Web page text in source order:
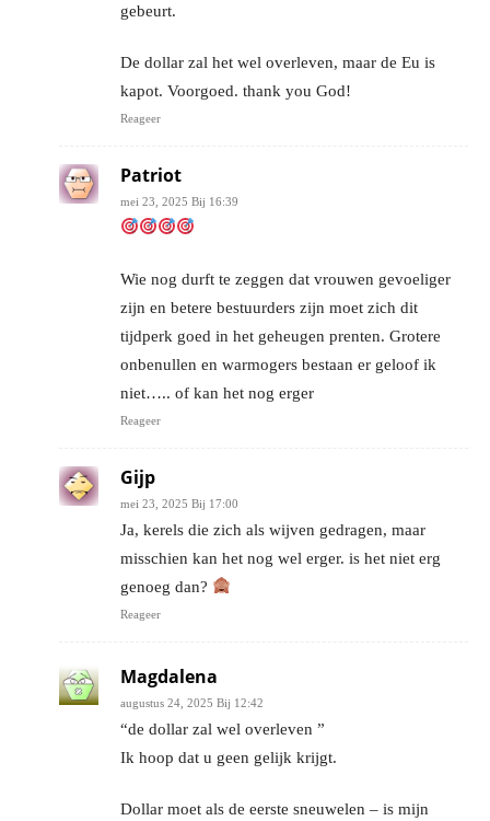
gebeurt.
De dollar zal het wel overleven, maar de Eu is
kapot. Voorgoed. thank you God!
Reageer
Patriot
mei 23, 2025 Bij 16:39
Wie nog durft te zeggen dat vrouwen gevoeliger
zijn en betere bestuurders zijn moet zich dit
tijdperk goed in het geheugen prenten. Grotere
onbenullen en warmogers bestaan er geloof ik
niet….. of kan het nog erger
Reageer
Gijp
mei 23, 2025 Bij 17:00
Ja, kerels die zich als wijven gedragen, maar
misschien kan het nog wel erger. is het niet erg
genoeg dan?
Reageer
Magdalena
augustus 24, 2025 Bij 12:42
“de dollar zal wel overleven ”
Ik hoop dat u geen gelijk krijgt.
Dollar moet als de eerste sneuwelen – is mijn